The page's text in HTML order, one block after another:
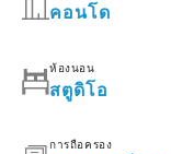
คอนโด
ห้องนอน
สตูดิโอ
การถือครอง